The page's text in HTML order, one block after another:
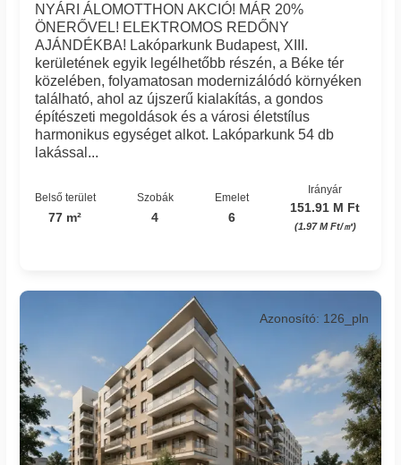
NYÁRI ÁLOMOTTHON AKCIÓ! MÁR 20%
ÖNERŐVEL! ELEKTROMOS REDŐNY
AJÁNDÉKBA! Lakóparkunk Budapest, XIII.
kerületének egyik legélhetőbb részén, a Béke tér
közelében, folyamatosan modernizálódó környéken
található, ahol az újszerű kialakítás, a gondos
építészeti megoldások és a városi életstílus
harmonikus egységet alkot. Lakóparkunk 54 db
lakással...
Belső terület
77 m²
Szobák
4
Emelet
6
Irányár
151.91 M Ft
(1.97 M Ft/㎡)
Azonosító: 126_pln